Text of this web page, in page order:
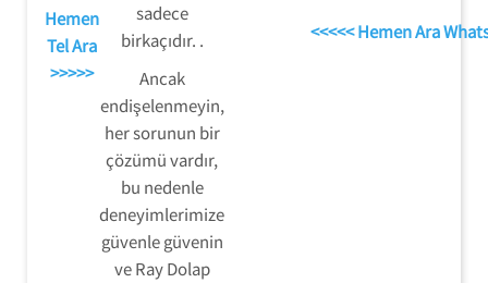
Hemen
Tel Ara
>>>>>
sadece
birkaçıdır. .
Ancak
endişelenmeyin,
her sorunun bir
çözümü vardır,
bu nedenle
deneyimlerimize
güvenle güvenin
ve Ray Dolap
<<<<< Hemen Ara